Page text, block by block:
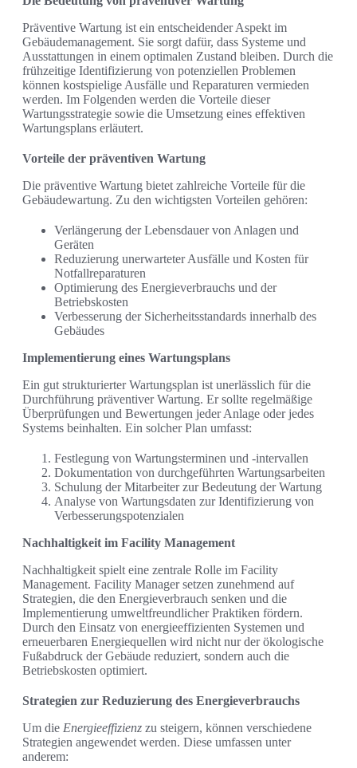
Präventive Wartung ist ein entscheidender Aspekt im
Gebäudemanagement. Sie sorgt dafür, dass Systeme und
Ausstattungen in einem optimalen Zustand bleiben. Durch die
frühzeitige Identifizierung von potenziellen Problemen
können kostspielige Ausfälle und Reparaturen vermieden
werden. Im Folgenden werden die Vorteile dieser
Wartungsstrategie sowie die Umsetzung eines effektiven
Wartungsplans erläutert.
Vorteile der präventiven Wartung
Die präventive Wartung bietet zahlreiche Vorteile für die
Gebäudewartung. Zu den wichtigsten Vorteilen gehören:
Verlängerung der Lebensdauer von Anlagen und
Geräten
Reduzierung unerwarteter Ausfälle und Kosten für
Notfallreparaturen
Optimierung des Energieverbrauchs und der
Betriebskosten
Verbesserung der Sicherheitsstandards innerhalb des
Gebäudes
Implementierung eines Wartungsplans
Ein gut strukturierter Wartungsplan ist unerlässlich für die
Durchführung präventiver Wartung. Er sollte regelmäßige
Überprüfungen und Bewertungen jeder Anlage oder jedes
Systems beinhalten. Ein solcher Plan umfasst:
Festlegung von Wartungsterminen und -intervallen
Dokumentation von durchgeführten Wartungsarbeiten
Schulung der Mitarbeiter zur Bedeutung der Wartung
Analyse von Wartungsdaten zur Identifizierung von
Verbesserungspotenzialen
Nachhaltigkeit im Facility Management
Nachhaltigkeit spielt eine zentrale Rolle im Facility
Management. Facility Manager setzen zunehmend auf
Strategien, die den Energieverbrauch senken und die
Implementierung umweltfreundlicher Praktiken fördern.
Durch den Einsatz von energieeffizienten Systemen und
erneuerbaren Energiequellen wird nicht nur der ökologische
Fußabdruck der Gebäude reduziert, sondern auch die
Betriebskosten optimiert.
Strategien zur Reduzierung des Energieverbrauchs
Um die Energieeffizienz zu steigern, können verschiedene
Strategien angewendet werden. Diese umfassen unter
anderem: